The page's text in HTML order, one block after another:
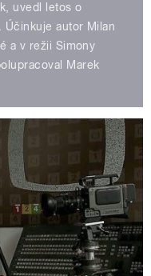
uvedl letos o
Účinkuje autor Milan
a v režii Simony
Marek